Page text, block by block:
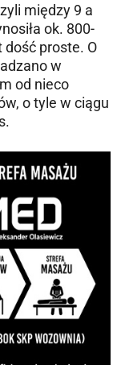
między 9 a
ok. 800-
dość proste. O
w
od nieco
o tyle w ciągu